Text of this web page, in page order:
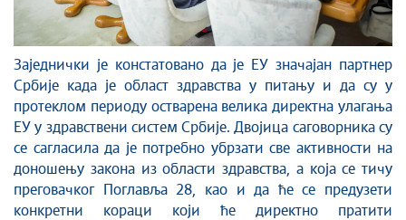
Заједнички је констатовано да је ЕУ значајан партнер
Србије када је област здравства у питању и да су у
протеклом периоду остварена велика директна улагања
ЕУ у здравствени систем Србије. Двојица саговорника су
се сагласила да је потребно убрзати све активности на
доношењу закона из области здравства, а која се тичу
преговачког Поглавља 28, као и да ће се предузети
конкретни кораци који ће директно пратити